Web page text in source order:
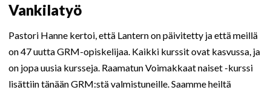
Vankilatyö
Pastori Hanne kertoi, että Lantern on päivitetty ja että meillä
on 47 uutta GRM-opiskelijaa. Kaikki kurssit ovat kasvussa, ja
on jopa uusia kursseja. Raamatun Voimakkaat naiset -kurssi
lisättiin tänään GRM:stä valmistuneille. Saamme heiltä